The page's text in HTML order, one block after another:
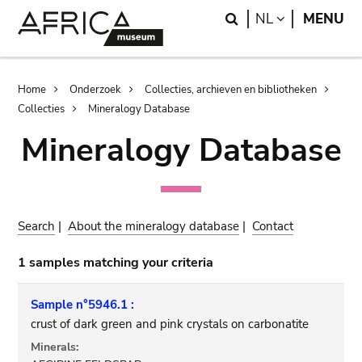
Search
NL LANGUAGE
MENU
Breadcrumb
Home Onderzoek
Collecties, archieven en bibliotheken
Collecties
Mineralogy Database
Mineralogy Database
Search |About the mineralogy database | Contact
1 samples matching your criteria
Sample n°5946.1 :
crust of dark green and pink crystals on carbonatite
Minerals: